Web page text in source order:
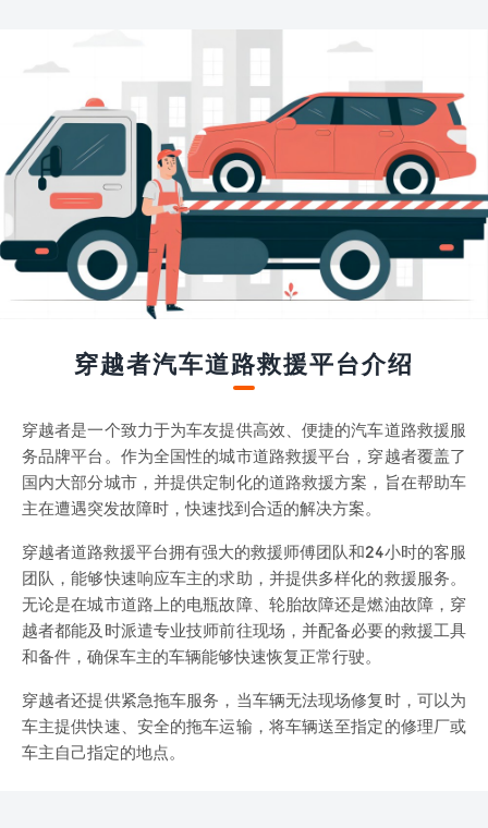
穿越者汽车道路救援平台介绍
穿越者是一个致力于为车友提供高效、便捷的汽车道路救援服
务品牌平台。作为全国性的城市道路救援平台，穿越者覆盖了
国内大部分城市，并提供定制化的道路救援方案，旨在帮助车
主在遭遇突发故障时，快速找到合适的解决方案。
穿越者道路救援平台拥有强大的救援师傅团队和24小时的客服
团队，能够快速响应车主的求助，并提供多样化的救援服务。
无论是在城市道路上的电瓶故障、轮胎故障还是燃油故障，穿
越者都能及时派遣专业技师前往现场，并配备必要的救援工具
和备件，确保车主的车辆能够快速恢复正常行驶。
穿越者还提供紧急拖车服务，当车辆无法现场修复时，可以为
车主提供快速、安全的拖车运输，将车辆送至指定的修理厂或
车主自己指定的地点。